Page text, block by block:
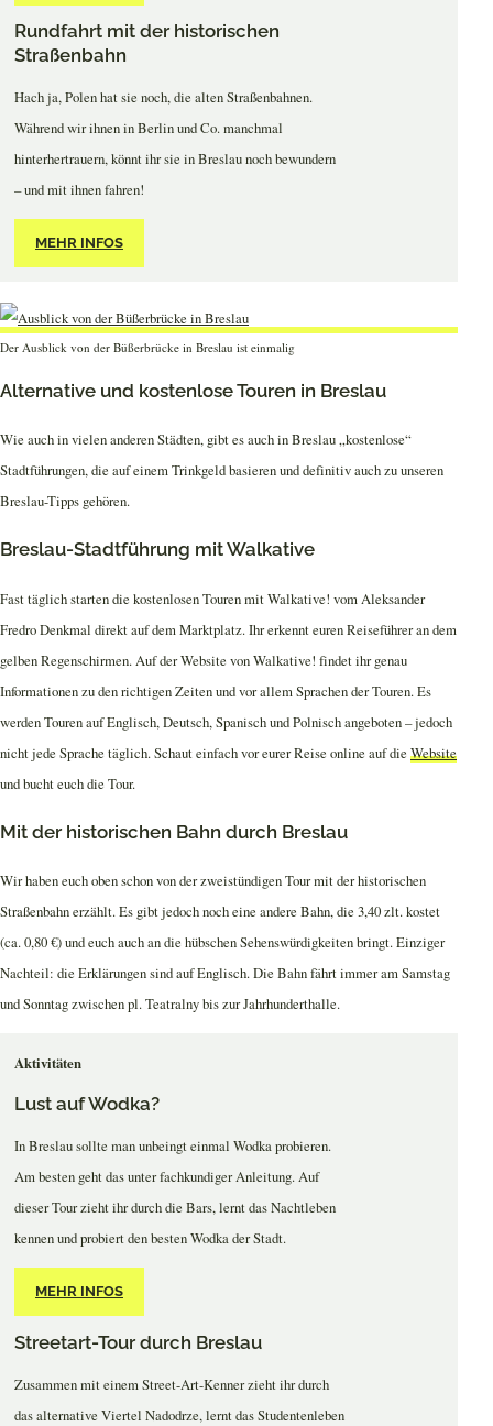
Rundfahrt mit der historischen
Straßenbahn
Hach ja, Polen hat sie noch, die alten Straßenbahnen.
Während wir ihnen in Berlin und Co. manchmal
hinterhertrauern, könnt ihr sie in Breslau noch bewundern
– und mit ihnen fahren!
MEHR INFOS
Der Ausblick von der Büßerbrücke in Breslau ist einmalig
Alternative und kostenlose Touren in Breslau
Wie auch in vielen anderen Städten, gibt es auch in Breslau „kostenlose“
Stadtführungen, die auf einem Trinkgeld basieren und definitiv auch zu unseren
Breslau-Tipps gehören.
Breslau-Stadtführung mit Walkative
Fast täglich starten die kostenlosen Touren mit Walkative! vom Aleksander
Fredro Denkmal direkt auf dem Marktplatz. Ihr erkennt euren Reiseführer an dem
gelben Regenschirmen. Auf der Website von Walkative! findet ihr genau
Informationen zu den richtigen Zeiten und vor allem Sprachen der Touren. Es
werden Touren auf Englisch, Deutsch, Spanisch und Polnisch angeboten – jedoch
nicht jede Sprache täglich. Schaut einfach vor eurer Reise online auf die Website
und bucht euch die Tour.
Mit der historischen Bahn durch Breslau
Wir haben euch oben schon von der zweistündigen Tour mit der historischen
Straßenbahn erzählt. Es gibt jedoch noch eine andere Bahn, die 3,40 zlt. kostet
(ca. 0,80 €) und euch auch an die hübschen Sehenswürdigkeiten bringt. Einziger
Nachteil: die Erklärungen sind auf Englisch. Die Bahn fährt immer am Samstag
und Sonntag zwischen pl. Teatralny bis zur Jahrhunderthalle.
Aktivitäten
Lust auf Wodka?
In Breslau sollte man unbeingt einmal Wodka probieren.
Am besten geht das unter fachkundiger Anleitung. Auf
dieser Tour zieht ihr durch die Bars, lernt das Nachtleben
kennen und probiert den besten Wodka der Stadt.
MEHR INFOS
Streetart-Tour durch Breslau
Zusammen mit einem Street-Art-Kenner zieht ihr durch
das alternative Viertel Nadodrze, lernt das Studentenleben